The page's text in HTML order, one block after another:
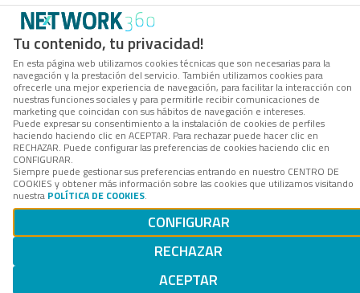
Tu contenido, tu privacidad!
En esta página web utilizamos cookies técnicas que son necesarias para la
navegación y la prestación del servicio. También utilizamos cookies para
ofrecerle una mejor experiencia de navegación, para facilitar la interacción con
nuestras funciones sociales y para permitirle recibir comunicaciones de
marketing que coincidan con sus hábitos de navegación e intereses.
Puede expresar su consentimiento a la instalación de cookies de perfiles
haciendo haciendo clic en ACEPTAR. Para rechazar puede hacer clic en
RECHAZAR. Puede configurar las preferencias de cookies haciendo clic en
CONFIGURAR.
Siempre puede gestionar sus preferencias entrando en nuestro CENTRO DE
COOKIES y obtener más información sobre las cookies que utilizamos visitando
nuestra POLÍTICA DE COOKIES.
CONFIGURAR
RECHAZAR
ACEPTAR